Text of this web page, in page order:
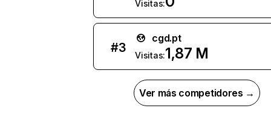
Visitas:
#3
cgd.pt
Visitas:1,87 M
Ver más competidores →